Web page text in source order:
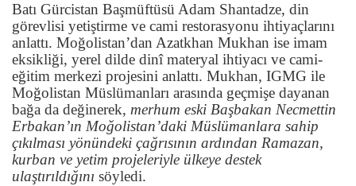
Batı Gürcistan Başmüftüsü Adam Shantadze, din
görevlisi yetiştirme ve cami restorasyonu ihtiyaçlarını
anlattı. Moğolistan’dan Azatkhan Mukhan ise imam
eksikliği, yerel dilde dinî materyal ihtiyacı ve cami-
eğitim merkezi projesini anlattı. Mukhan, IGMG ile
Moğolistan Müslümanları arasında geçmişe dayanan
bağa da değinerek, merhum eski Başbakan Necmettin
Erbakan’ın Moğolistan’daki Müslümanlara sahip
çıkılması yönündeki çağrısının ardından Ramazan,
kurban ve yetim projeleriyle ülkeye destek
ulaştırıldığını söyledi.